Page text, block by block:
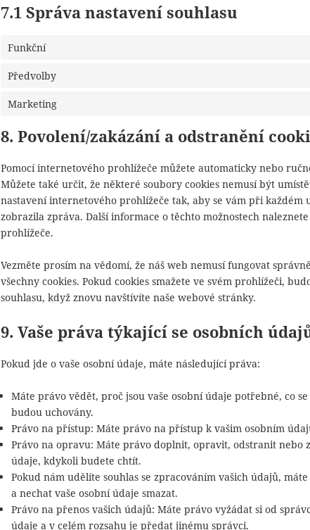
7.1 Správa nastavení souhlasu
Funkční
Předvolby
Marketing
8. Povolení/zakázání a odstranění
Pomocí internetového prohlížeče můžete automaticky nebo
Můžete také určit, že některé soubory cookies nemusí být
nastavení internetového prohlížeče tak, aby se vám při každém
zobrazila zpráva. Další informace o těchto možnostech
prohlížeče.
Vezměte prosím na vědomí, že náš web nemusí fungovat
všechny cookies. Pokud cookies smažete ve svém prohlížeči,
souhlasu, když znovu navštívíte naše webové stránky.
9. Vaše práva týkající se osobních
Pokud jde o vaše osobní údaje, máte následující práva:
Máte právo vědět, proč jsou vaše osobní údaje potřebné, co
budou uchovány.
Právo na přístup: Máte právo na přístup k vašim osobním
Právo na opravu: Máte právo doplnit, opravit, odstranit nebo
údaje, kdykoli budete chtít.
Pokud nám udělíte souhlas se zpracováním vašich údajů,
a nechat vaše osobní údaje smazat.
Právo na přenos vašich údajů: Máte právo vyžádat si od
údaje a v celém rozsahu je předat jinému správci.